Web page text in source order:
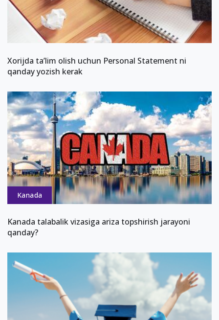
Xorijda ta’lim olish uchun Personal Statement ni
qanday yozish kerak
Kanada
Kanada talabalik vizasiga ariza topshirish jarayoni
qanday?